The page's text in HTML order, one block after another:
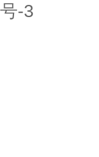
号-3